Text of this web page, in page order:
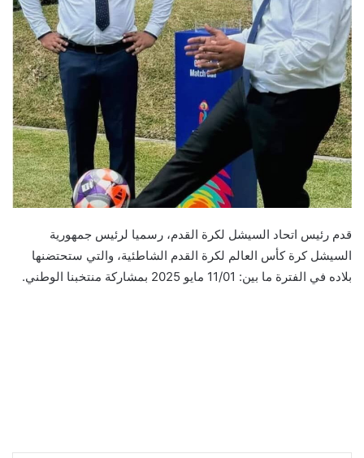
قدم رئيس اتحاد السيشل لكرة القدم، رسميا لرئيس جمهورية
السيشل كرة كأس العالم لكرة القدم الشاطئية، والتي ستحتضنها
بلاده في الفترة ما بين: 11/01 مايو 2025 بمشاركة منتخبنا الوطني.